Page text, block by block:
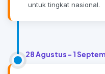
untuk tingkat nasional.
28 Agustus - 1